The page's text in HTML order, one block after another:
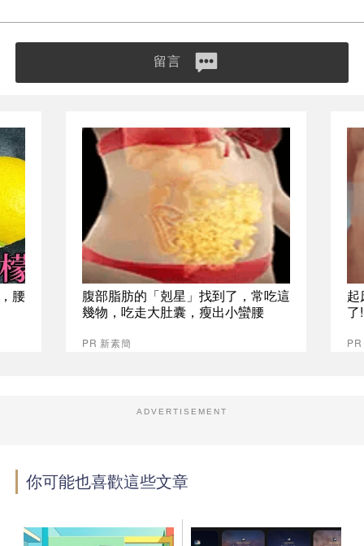
留言
腰
腹部脂肪的「剋星」找到了，常吃這
幾物，吃走大肚囊，瘦出小蠻腰
PR 新素簡
起
了
ADVERTISEMENT
你可能也喜歡這些文章